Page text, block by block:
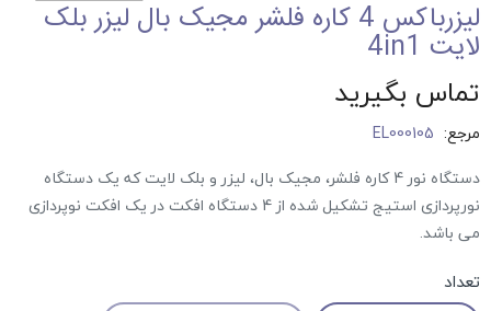
لیزرباکس 4 کاره فلشر مجیک بال لیزر بلک
لایت 4in1
تماس بگیرید
مرجع: EL000105
دستگاه نور 4 کاره فلشر، مجیک بال، لیزر و بلک لایت که یک دستگاه
نورپردازی استیج تشکیل شده از 4 دستگاه افکت در یک افکت نوپردازی
می باشد.
تعداد